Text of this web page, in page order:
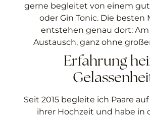
gerne begleitet von einem
oder Gin Tonic. Die besten
entstehen genau dort: Am
Austausch, ganz ohne
Erfahrung
Seit 2015 begleite ich Paare
ihrer Hochzeit und habe in